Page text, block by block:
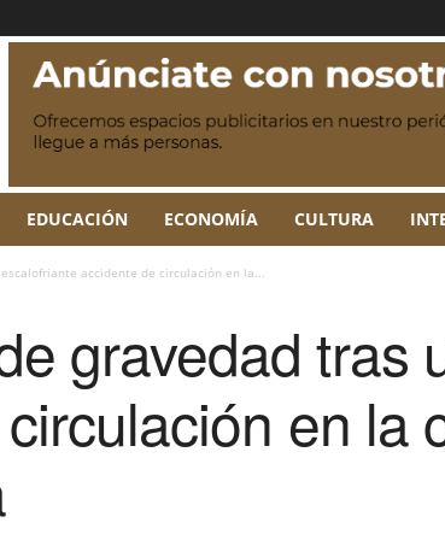
EDUCACIÓN ECONOMÍA CULTURA
accidente de circulación en la...
gravedad tras
en la